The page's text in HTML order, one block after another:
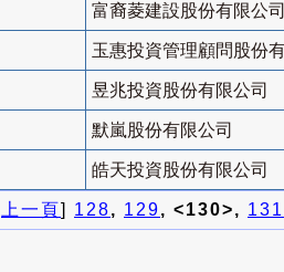
富裔菱建設股份有限公司
玉惠投資管理顧問股份
昱兆投資股份有限公司
默嵐股份有限公司
皓天投資股份有限公司
上一頁] 128, 129, <130>, 131